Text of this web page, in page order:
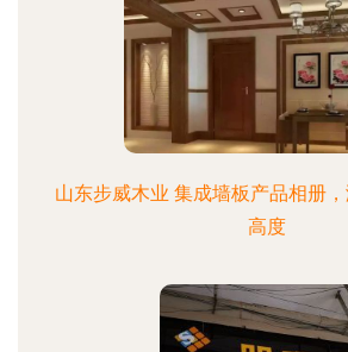
山东步威木业 集成墙板产品相册
高度